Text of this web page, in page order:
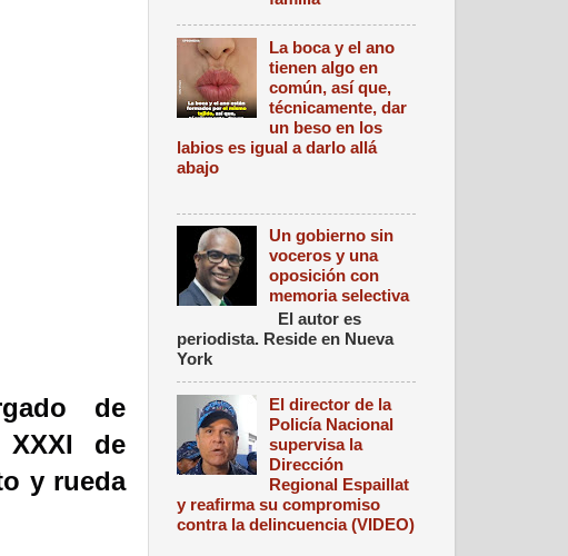
de
XXXI de
y rueda
La boca y el ano
tienen algo en
común, así que,
técnicamente, dar
un beso en los
labios es igual a darlo allá
abajo
Un gobierno sin
voceros y una
oposición con
memoria selectiva
El autor es
periodista. Reside en Nueva
York
El director de la
Policía Nacional
supervisa la
Dirección
Regional Espaillat
y reafirma su compromiso
contra la delincuencia (VIDEO)